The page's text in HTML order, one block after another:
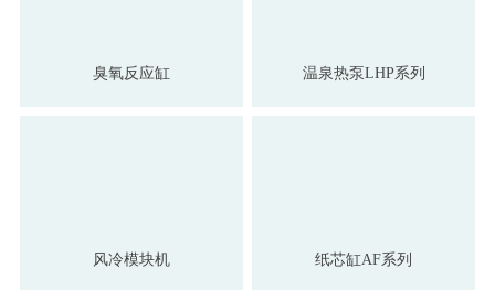
臭氧反应缸 温泉热泵LHP系列
风冷模块机 纸芯缸AF系列